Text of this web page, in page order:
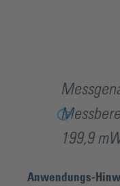
199,9
Anwendungs-